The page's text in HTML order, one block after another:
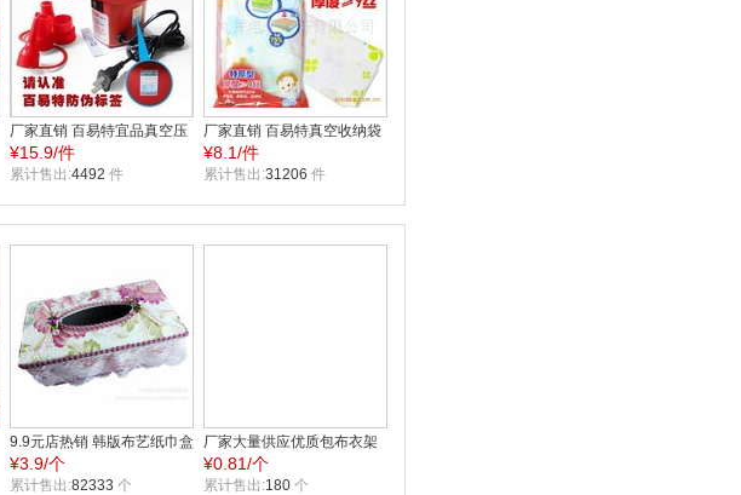
厂家直销 百易特宜品真空压
缩袋 电动泵 抽气泵 电泵 全
场混批
¥15.9/件
累计售出:4492 件
厂家直销 百易特真空收纳袋
9丝8076 60X80CM 全场混
批
¥8.1/件
累计售出:31206 件
9.9元店热销 韩版布艺纸巾盒
蕾丝纸巾盒厂家直供可印广
告语
¥3.9/个
累计售出:82333 个
厂家大量供应优质包布衣架
\礼品衣架\广告衣架\布艺衣
架015可印字
¥0.81/个
累计售出:180 个